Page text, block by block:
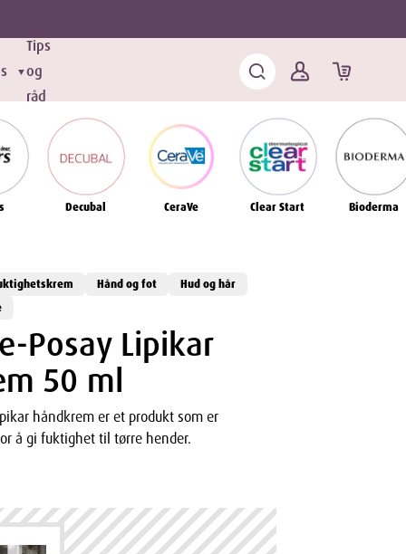
▼
Tips
og
råd
Decubal CeraVe Clear Start Bioderma
Hånd og fot
Hud og hår
Posay Lipikar
50 ml
håndkrem er et produkt som er
å gi fuktighet til tørre hender.